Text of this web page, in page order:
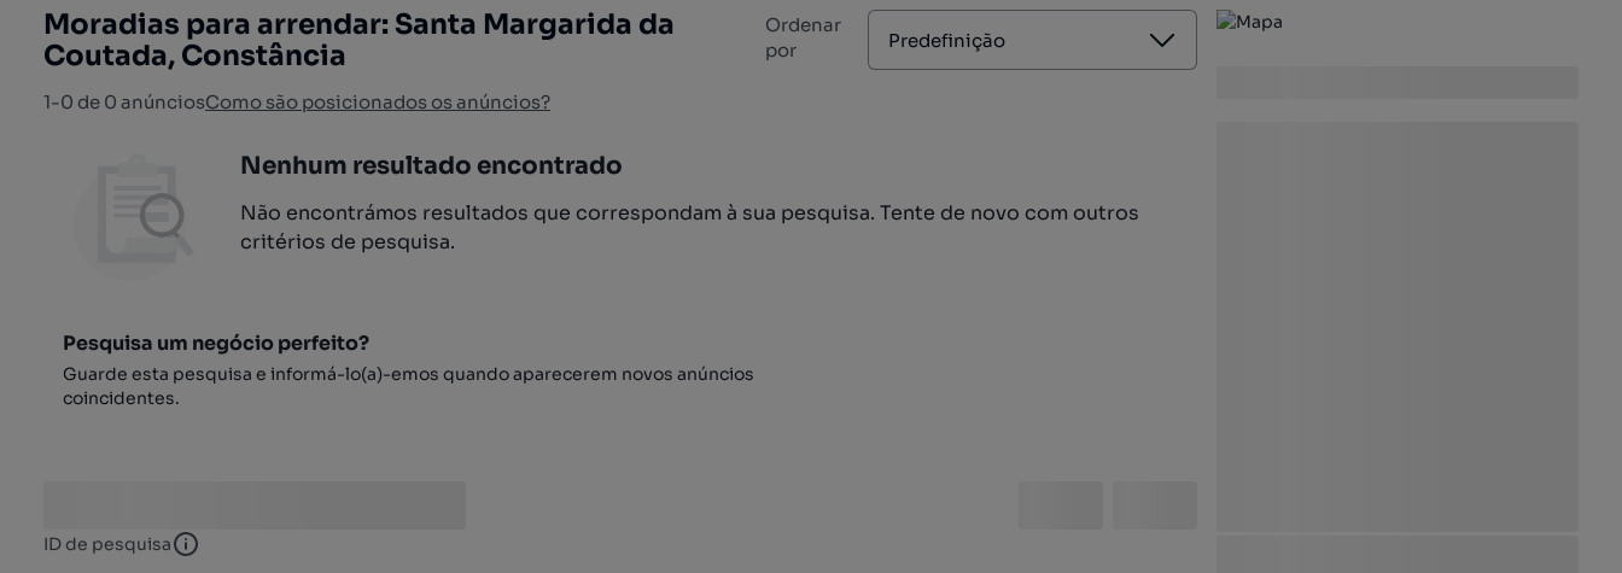
Moradias para arrendar: Santa Margarida da
Coutada, Constância
1-0 de 0 anúnciosComo são posicionados os anúncios?
Ordenar
por
Predefinição
Nenhum resultado encontrado
Não encontrámos resultados que correspondam à sua pesquisa. Tente de novo com outros
critérios de pesquisa.
Pesquisa um negócio perfeito?
Guarde esta pesquisa e informá-lo(a)-emos quando aparecerem novos anúncios
coincidentes.
ID de pesquisa ID de pesquisa